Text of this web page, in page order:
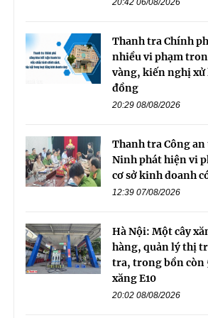
20:42 06/08/2026
Thanh tra Chính
nhiều vi phạm
vàng, kiến nghị xử
đồng
20:29 08/08/2026
Thanh tra Công
Ninh phát hiện vi
cơ sở kinh doanh
12:39 07/08/2026
Hà Nội: Một cây
hàng, quản lý thị
tra, trong bồn còn
xăng E10
20:02 08/08/2026